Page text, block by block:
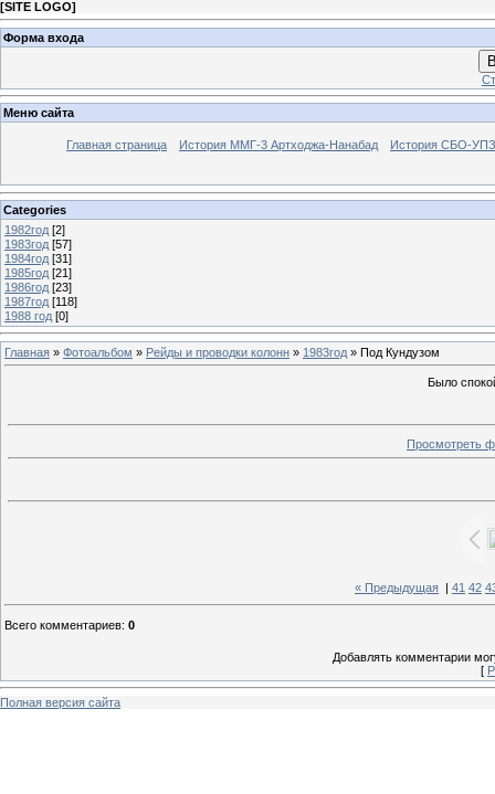
[SITE LOGO]
Форма входа
Меню сайта
Главная страница История ММГ-3 Артходжа-Нанабад История СБО-УПЗ
Categories
1982год [2]
1983год [57]
1984год [31]
1985год [21]
1986год [23]
1987год [118]
1988 год [0]
Главная » Фотоальбом » Рейды и проводки колонн » 1983год » Под Кундузом
Было
Просмотреть
« Предыдущая 41 42
Всего комментариев: 0
Добавлять комментарии
[
Полная версия сайта